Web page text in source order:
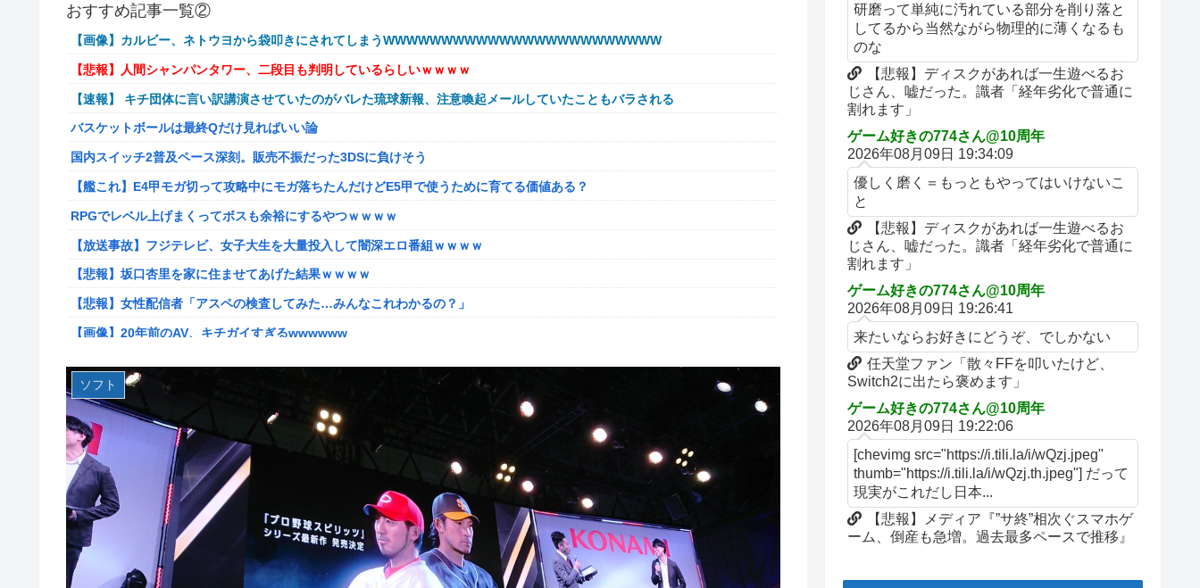
【画像】このLINEでなんで女が怒ってるのか分かんない奴はモテない奴確定らしい←お前らは勿論わかるよな？？？？？？？
【動画】高校生さん、文化祭でコーヒーカップを作って大盛りあがり←なんかどっかで見たことあると話題に
【NGS】LG5「レアレンス」シリーズが強すぎると話題に【アプグレも約束】
【ｗ】長年育てやっと蕾がつき楽しみにしてたら動物の死肉に擬態（外観・腐肉臭）する花が！
『ゼルダの伝説』ゼルダ姫とリンクって毎回結ばれずに別の相手と子孫を残してるって本当…？
韓国人「英メディアや海外各社も一斉に韓国サッカー協会を巡る過去の不祥事を報道！」→「国際的な信用失墜の危機‥」
【画像】廃墟化したレンタルビデオ屋、そのまま時が止まってしまっていると話題にｗｗｗｗ
【悲報】女性配信者「アスペの検査してみた…みんなこれわかるの？」
【画像】ハンターハンターさん、ガチで最強の新能力を登場させてしまうｗｗｗｗｗｗｗ
【画像】週刊少年マガジン、限界突破
「テイルズオブシンフォニア リマスター」発売日が2/16に決定！最新の「発売日告知トレーラー」も公開！
実際『ゼルダ 時オカ』→『風タク』の時の空気感を知りたい
【悲報】女さん、歩行者を轢いた挙句、道路に倒れてどえらいことになってしまうw w w w w w w
海外「日本人はなんて気高いんだ！」 英高級紙も驚愕した極限の中の日本人の姿に世界が衝撃
【画像】このLINEでなんで女が怒ってるのか分かんない奴はモテない奴確定らしい←お前らは勿論わかるよな？？？？？？？
海外「日本なんて行くんじゃなかった…」 日本を知ってしまったディズニー信者、帰国後『本家』に失望する事態に
【艦これ】ひみつの通り道 他
LIAR GAME -ライアーゲーム- 第17話 感想：秋山さんの逆転の策がバレちゃった！
【画像】エチビデ女優さん、番組の企画でハッスルしすぎてしまうｗｗｗｗｗｗ
おすすめ記事一覧②
【画像】カルビー、ネトウヨから袋叩きにされてしまうWWWWWWWWWWWWWWWWWWWWWWWW
【悲報】人間シャンパンタワー、二段目も判明しているらしいｗｗｗｗ
【速報】 キチ団体に言い訳講演させていたのがバレた琉球新報、注意喚起メールしていたこともバラされる
バスケットボールは最終Qだけ見ればいい論
国内スイッチ2普及ペース深刻。販売不振だった3DSに負けそう
【艦これ】E4甲モガ切って攻略中にモガ落ちたんだけどE5甲で使うために育てる価値ある？
RPGでレベル上げまくってボスも余裕にするやつｗｗｗｗ
【放送事故】フジテレビ、女子大生を大量投入して闇深エロ番組ｗｗｗｗ
【悲報】坂口杏里を家に住ませてあげた結果ｗｗｗｗ
【悲報】女性配信者「アスペの検査してみた…みんなこれわかるの？」
【画像】20年前のAV、キチガイすぎるwwwwww
【朗報】菅直人元総理、再評価されるｗｗｗｗｗｗｗｗｗｗｗｗｗｗｗｗｗｗ
【画像】このLINEでなんで女が怒ってるのか分かんない奴はモテない奴確定らしい←お前らは勿論わかるよな？？？？？？？
海外「日本は戦勝国なんだよ」 戦後の日本人の特別な生き様に各国から称賛の声
【悲報画像】イキリたい年頃の中学生さん、和彫を入れて人生終了へ←これw w w w w w
実際『ゼルダ 時オカ』→『風タク』の時の空気感を知りたい
【画像】サンモニの女子アナさん、日曜の朝から素材を提供してしまう
【画像】スト6に彗星の如く現れたフィリピン人キャラが可愛すぎると話題に！
ソフト
研磨って単純に汚れている部分を削り落と
してるから当然ながら物理的に薄くなるも
のな
【悲報】ディスクがあれば一生遊べるお
じさん、嘘だった。識者「経年劣化で普通に
割れます」
ゲーム好きの774さん@10周年
2026年08月09日 19:34:09
優しく磨く＝もっともやってはいけないこ
と
【悲報】ディスクがあれば一生遊べるお
じさん、嘘だった。識者「経年劣化で普通に
割れます」
ゲーム好きの774さん@10周年
2026年08月09日 19:26:41
来たいならお好きにどうぞ、でしかない
任天堂ファン「散々FFを叩いたけど、
Switch2に出たら褒めます」
ゲーム好きの774さん@10周年
2026年08月09日 19:22:06
[chevimg src="https://i.tili.la/i/wQzj.jpeg"
thumb="https://i.tili.la/i/wQzj.th.jpeg"] だって
現実がこれだし日本...
【悲報】メディア『”サ終”相次ぐスマホゲ
ーム、倒産も急増。過去最多ペースで推移』